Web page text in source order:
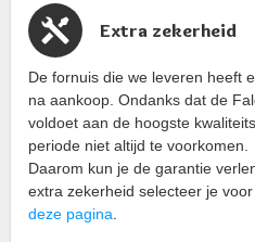
Extra zekerheid
De fornuis die we leveren heeft
na aankoop. Ondanks dat de
voldoet aan de hoogste
periode niet altijd te voorkomen.
Daarom kun je de garantie
extra zekerheid selecteer je
deze pagina